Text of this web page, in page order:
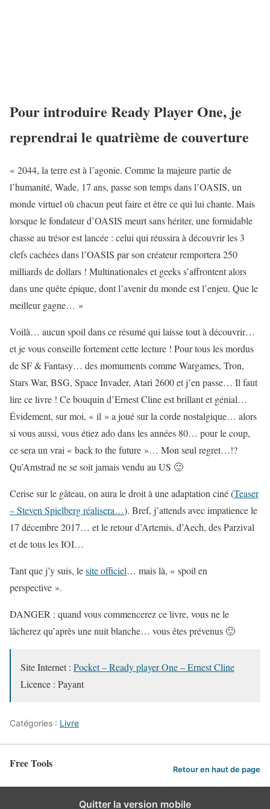
Pour introduire Ready Player One, je
reprendrai le quatrième de couverture
« 2044, la terre est à l’agonie. Comme la majeure partie de
l’humanité, Wade, 17 ans, passe son temps dans l’OASIS, un
monde virtuel où chacun peut faire et être ce qui lui chante. Mais
lorsque le fondateur d’OASIS meurt sans hériter, une formidable
chasse au trésor est lancée : celui qui réussira à découvrir les 3
clefs cachées dans l’OASIS par son créateur remportera 250
milliards de dollars ! Multinationales et geeks s’affrontent alors
dans une quête épique, dont l’avenir du monde est l’enjeu. Que le
meilleur gagne… »
Voilà… aucun spoil dans ce résumé qui laisse tout à découvrir…
et je vous conseille fortement cette lecture ! Pour tous les mordus
de SF & Fantasy… des momuments comme Wargames, Tron,
Stars War, BSG, Space Invader, Atari 2600 et j’en passe… Il faut
lire ce livre ! Ce bouquin d’Ernest Cline est brillant et génial…
Évidement, sur moi, « il » a joué sur la corde nostalgique… alors
si vous aussi, vous étiez ado dans les années 80… pour le coup,
ce sera un vrai « back to the future »… Mon seul regret…!?
Qu’Amstrad ne se soit jamais vendu au US 🙂
Cerise sur le gâteau, on aura le droit à une adaptation ciné (Teaser
– Steven Spielberg réalisera…). Bref, j’attends avec impatience le
17 décembre 2017… et le retour d’Artemis, d’Aech, des Parzival
et de tous les IOI…
Tant que j’y suis, lesite officiel… mais là, « spoil en
perspective ».
DANGER : quand vous commencerez ce livre, vous ne le
lâcherez qu’après une nuit blanche… vous êtes prévenus 🙂
Site Internet : Pocket – Ready player One – Ernest Cline
Licence : Payant
Catégories : Livre
Free Tools Retour en haut de page
Quitter la version mobile